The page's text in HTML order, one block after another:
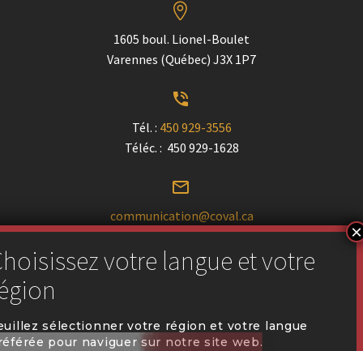


1605 boul. Lionel-Boulet
Varennes (Québec) J3X 1P7


Tél. : 450 929-3556
Téléc. : 450 929-1628


communication@coval.ca
sélectionner votre région et votre langue
pour naviguer sur notre site web.